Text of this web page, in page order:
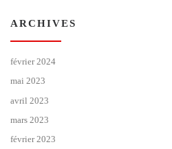
ARCHIVES
février 2024
mai 2023
avril 2023
mars 2023
février 2023